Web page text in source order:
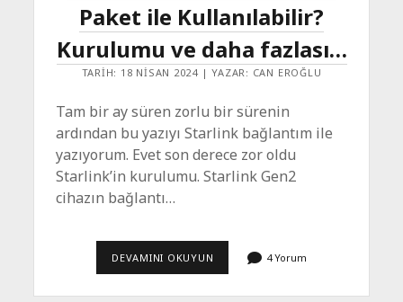
Paket ile Kullanılabilir?
Kurulumu ve daha fazlası…
TARIH: 18 NISAN 2024 | YAZAR: CAN EROĞLU
Tam bir ay süren zorlu bir sürenin
ardından bu yazıyı Starlink bağlantım ile
yazıyorum. Evet son derece zor oldu
Starlink’in kurulumu. Starlink Gen2
cihazın bağlantı…
DEVAMINI OKUYUN STARLINK
PAKET
4 Yorum